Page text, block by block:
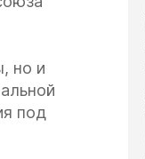
но и
под